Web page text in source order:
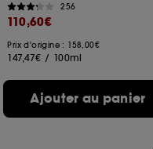
256
110,60€
Prix d'origine : 158,00€
147,47€ / 100ml
Ajouter au panier